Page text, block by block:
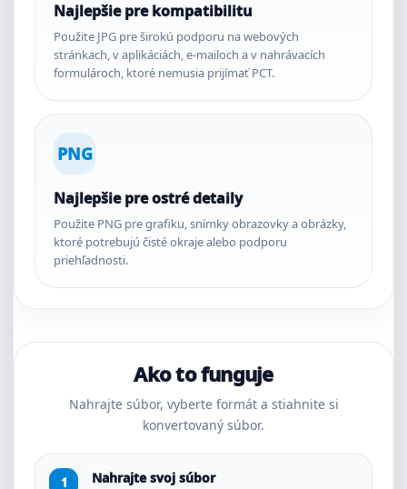
Najlepšie pre kompatibilitu
Použite JPG pre širokú podporu na webových
stránkach, v aplikáciách, e-mailoch a v nahrávacích
formulároch, ktoré nemusia prijímať PCT.
PNG
Najlepšie pre ostré detaily
Použite PNG pre grafiku, snímky obrazovky a obrázky,
ktoré potrebujú čisté okraje alebo podporu
priehľadnosti.
Ako to funguje
Nahrajte súbor, vyberte formát a stiahnite si
konvertovaný súbor.
Nahrajte svoj súbor